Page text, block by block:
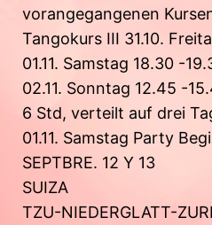
vorangegangenen
Tangokurs III 31.10.
01.11. Samstag 18.30 -
02.11. Sonntag 12.45 -
6 Std, verteilt auf drei
01.11. Samstag Party
SEPTBRE. 12 Y 13
SUIZA
TZU-NIEDERGLATT-